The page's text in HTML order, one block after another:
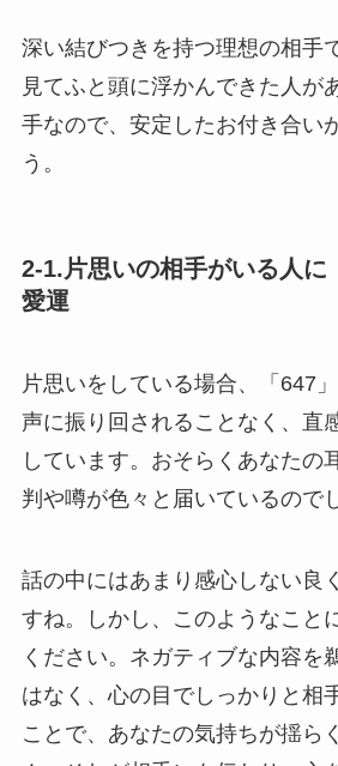
深い結びつきを持つ理想の相手
見てふと頭に浮かんできた人が
手なので、安定したお付き合い
う。
2-1.片思いの相手がいる人に
愛運
片思いをしている場合、「647
声に振り回されることなく、直
しています。おそらくあなたの
判や噂が色々と届いているので
話の中にはあまり感心しない良
すね。しかし、このようなこと
ください。ネガティブな内容を
はなく、心の目でしっかりと相
ことで、あなたの気持ちが揺ら